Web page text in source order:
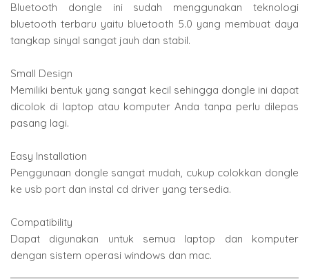
Bluetooth dongle ini sudah menggunakan teknologi
bluetooth terbaru yaitu bluetooth 5.0 yang membuat daya
tangkap sinyal sangat jauh dan stabil.
Small Design
Memiliki bentuk yang sangat kecil sehingga dongle ini dapat
dicolok di laptop atau komputer Anda tanpa perlu dilepas
pasang lagi.
Easy Installation
Penggunaan dongle sangat mudah, cukup colokkan dongle
ke usb port dan instal cd driver yang tersedia.
Compatibility
Dapat digunakan untuk semua laptop dan komputer
dengan sistem operasi windows dan mac.